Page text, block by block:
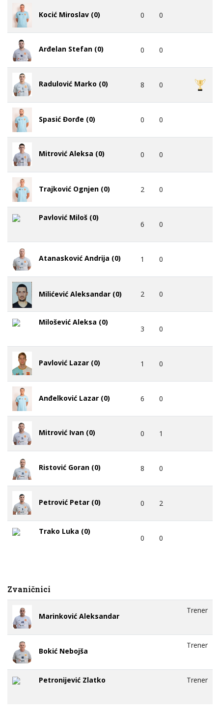
Kocić Miroslav (0) 0 0
Arđelan Stefan (0) 0 0
Radulović Marko (0) 8 0
Spasić Đorđe (0) 0 0
Mitrović Aleksa (0) 0 0
Trajković Ognjen (0) 2 0
Pavlović Miloš (0)
6 0
Atanasković Andrija (0) 1 0
Milićević Aleksandar (0) 2 0
Milošević Aleksa (0)
3 0
Pavlović Lazar (0) 1 0
Anđelković Lazar (0) 6 0
Mitrović Ivan (0) 0 1
Ristović Goran (0) 8 0
Petrović Petar (0) 0 2
Trako Luka (0)
0 0
Zvaničnici
Marinković Aleksandar
Trener
Bokić Nebojša
Trener
Petronijević Zlatko Trener